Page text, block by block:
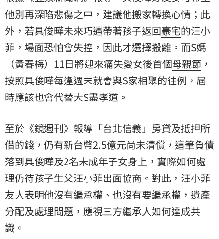
他別再深陷悲傷之中，建議他搬家轉換心情；此
外，若具俊曄未來巧遇帶著孩子返回豪宅的汪小
菲，場面恐怕會失控，因此才選擇搬離。而S媽
（黃春梅）11日將迎來痛失愛女後首個母親節 ，
按照具俊曄每逢週末就會與S家相聚的往例，屆
時應該也會代替大S盡孝道。
至於《鏡週刊》報導「台北信義」房貸及抵押所
借的錢，仍有新台幣2.5億元尚未清償，這筆負債
落到具俊曄及2名未成年子女身上，實際如何處
理仍待孩子生父汪小菲出面協商。對此，汪小菲
友人表明他沒有繼承權、也沒有要繼承權，遺產
分配及處理問題，應視三方繼承人如何達成共
識。